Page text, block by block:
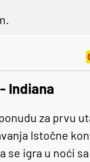
Indiana
za prvu
Istočne
se igra u noći